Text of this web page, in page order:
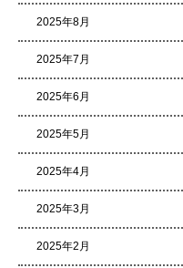
2025年8月
2025年7月
2025年6月
2025年5月
2025年4月
2025年3月
2025年2月